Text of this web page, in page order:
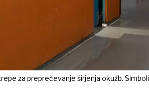
za preprečevanje širjenja okužb.